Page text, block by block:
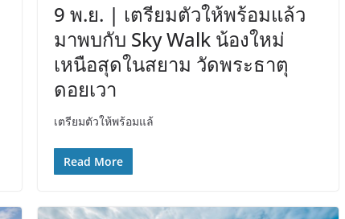
9 พ.ย. | เตรียมตัวให้พร้อมแล้ว
มาพบกับ Sky Walk น้องใหม่
เหนือสุดในสยาม วัดพระธาตุ
ดอยเวา
เตรียมตัวให้พร้อมแล้
Read More